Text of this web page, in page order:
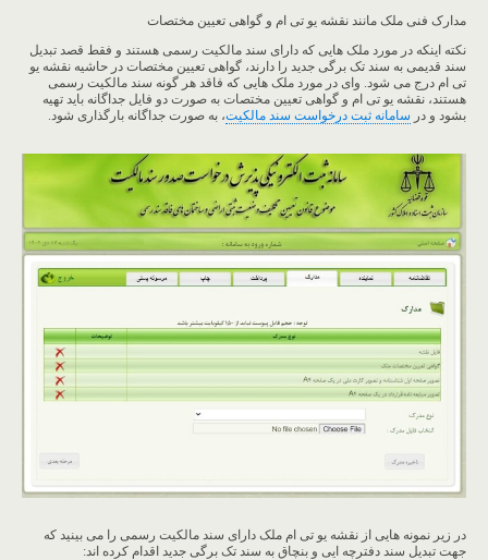
مدارک فنی ملک مانند نقشه یو تی ام و گواهی تعیین مختصات
نکته اینکه در مورد ملک هایی که دارای سند مالکیت رسمی هستند و فقط قصد تبدیل
سند قدیمی به سند تک برگی جدید را دارند، گواهی تعیین مختصات در حاشیه نقشه یو
تی ام درج می شود. وای در مورد ملک هایی که فاقد هر گونه سند مالکیت رسمی
هستند، نقشه یو تی ام و گواهی تعیین مختصات به صورت دو فایل جداگانه باید تهیه
بشود و در سامانه ثبت درخواست سند مالکیت، به صورت جداگانه بارگذاری شود.
در زیر نمونه هایی از نقشه یو تی ام ملک دارای سند مالکیت رسمی را می بینید که
جهت تبدیل سند دفترچه ایی و بنچاق به سند تک برگی جدید اقدام کرده اند: